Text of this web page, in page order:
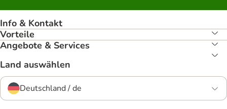
Info & Kontakt
Vorteile
Angebote & Services
Land auswählen
Deutschland / de